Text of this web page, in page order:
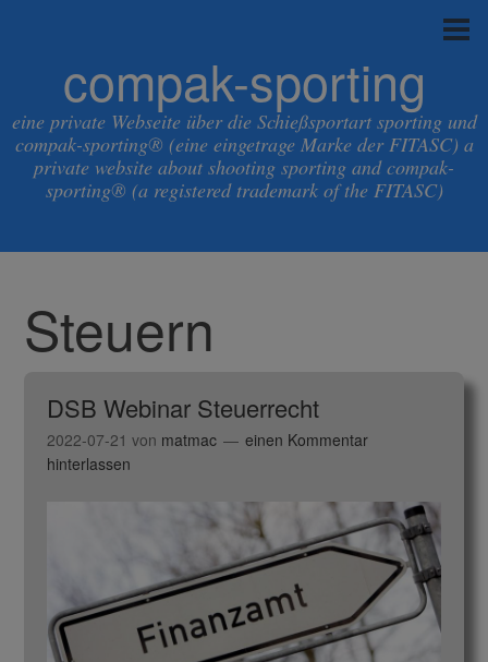
compak-sporting
eine private Webseite über die Schießsportart sporting und
compak-sporting® (eine eingetrage Marke der FITASC) a
private website about shooting sporting and compak-
sporting® (a registered trademark of the FITASC)
Steuern
DSB Webinar Steuerrecht
2022-07-21 von matmac
einen Kommentar
hinterlassen